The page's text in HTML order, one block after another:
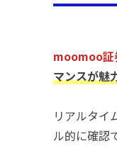
moomoo証
マンスが魅
リアルタイ
ル的に確認